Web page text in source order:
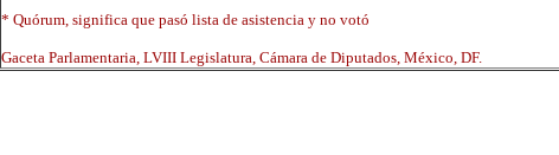
* Quórum, significa que pasó lista de asistencia y no votó
Gaceta Parlamentaria, LVIII Legislatura, Cámara de Diputados, México, DF.